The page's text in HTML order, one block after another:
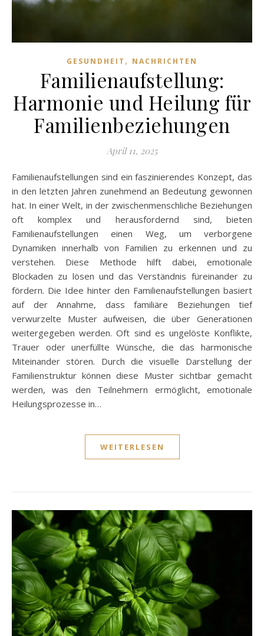
GESUNDHEIT , NACHRICHTEN
Familienaufstellung:
Harmonie und Heilung für
Familienbeziehungen
April 11, 2025
Familienaufstellungen sind ein faszinierendes Konzept, das
in den letzten Jahren zunehmend an Bedeutung gewonnen
hat. In einer Welt, in der zwischenmenschliche Beziehungen
oft komplex und herausfordernd sind, bieten
Familienaufstellungen einen Weg, um verborgene
Dynamiken innerhalb von Familien zu erkennen und zu
verstehen. Diese Methode hilft dabei, emotionale
Blockaden zu lösen und das Verständnis füreinander zu
fördern. Die Idee hinter den Familienaufstellungen basiert
auf der Annahme, dass familiäre Beziehungen tief
verwurzelte Muster aufweisen, die über Generationen
weitergegeben werden. Oft sind es ungelöste Konflikte,
Trauer oder unerfüllte Wünsche, die das harmonische
Miteinander stören. Durch die visuelle Darstellung der
Familienstruktur können diese Muster sichtbar gemacht
werden, was den Teilnehmern ermöglicht, emotionale
Heilungsprozesse in…
WEITERLESEN